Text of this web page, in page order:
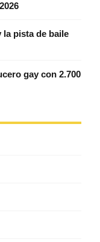
la pista de baile
gay con 2.700